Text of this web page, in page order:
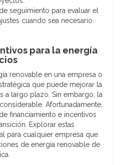
seguimiento para evaluar el
cuando sea necesario.
para la energía
renovable en una empresa o
que puede mejorar la
a largo plazo. Sin embargo, la
Afortunadamente,
financiamiento e incentivos
Explorar estas
para cualquier empresa que
de energía renovable de